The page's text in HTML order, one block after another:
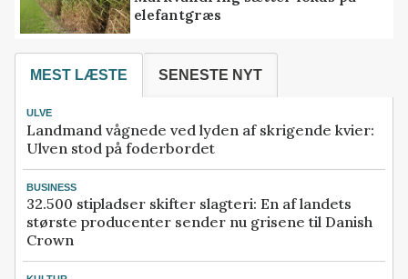
elefantgræs
MEST LÆSTE SENESTE NYT
ULVE
Landmand vågnede ved lyden af skrigende kvier:
Ulven stod på foderbordet
BUSINESS
32.500 stipladser skifter slagteri: En af landets
største producenter sender nu grisene til Danish
Crown